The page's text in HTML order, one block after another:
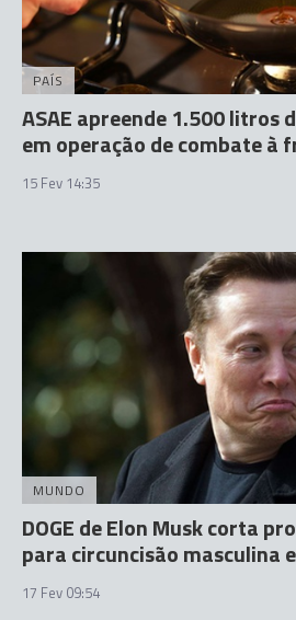
PAÍS
ASAE apreende 1.500 litros
em operação de combate à
15 Fev 14:35
MUNDO
DOGE de Elon Musk corta
para circuncisão masculina
17 Fev 09:54